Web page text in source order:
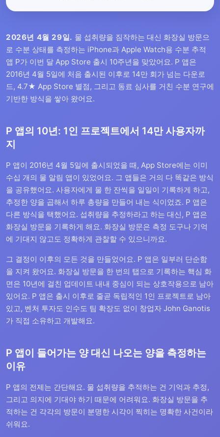
2026년 4월 29일. 물 섭취량을 짐작하는 대신 화장실 방문으
로 수분 상태를 측정하는 iPhone과 Apple Watch용 수분 추적
앱 P가 이번 달 App Store 출시 10주년을 맞았어요. P 앱은
2016년 4월 5일에 처음 출시된 이후로 14만 회가 넘는 다운로
드, 4.7★ App Store 별점, 그리고 동료 심사를 거친 수분 연구에
기반한 방식을 쌓아 왔어요.
P 앱의 10년: 1인 프로젝트에서 14만 사용자까
지
P 앱이 2016년 4월 5일에 출시되었을 때, App Store에는 이미
수십 개의 물 알림 앱이 있었어요. 그 앱들은 거의 다 똑같은 방식
을 공유했어요. 사용자에게 물 한 잔씩을 일일이 기록하게 하고,
추정한 양을 곱해서 하루 총량을 만들어 내는 식이었죠. P 앱은
다른 방식을 택했어요. 섭취량을 추정하라고 하는 대신, P 앱은
화장실 방문을 기록하게 해요. 화장실 방문은 측정 도구나 기억
에 기대지 않고도 정확하게 관찰할 수 있으니까요.
그 결정이 이후의 모든 것을 만들었어요. P 앱은 일부러 단순함
을 지켜 왔어요. 화장실 방문을 한 번의 탭으로 기록하는 핵심 화
면은 10년에 걸친 업데이트 내내 중심이 되는 상호작용으로 남아
있어요. P 앱은 출시 이후로 줄곧 독립적인 1인 프로젝트로 남아
있고, 벤처 투자도 인수도 팀 확장도 없이 창업자 John Ganotis
가 직접 소유하고 개발해요.
P 앱이 들어가는 양 대신 나오는 양을 측정하는
이유
P 앱의 전제는 간단해요. 물 섭취량을 추적하는 건 기억과 추정,
그리고 의지에 기대야 하기 때문에 어려워요. 화장실 방문을 추
적하는 건 각각의 방문이 분명한 시각이 찍히는 명확한 사건이라
쉬워요.